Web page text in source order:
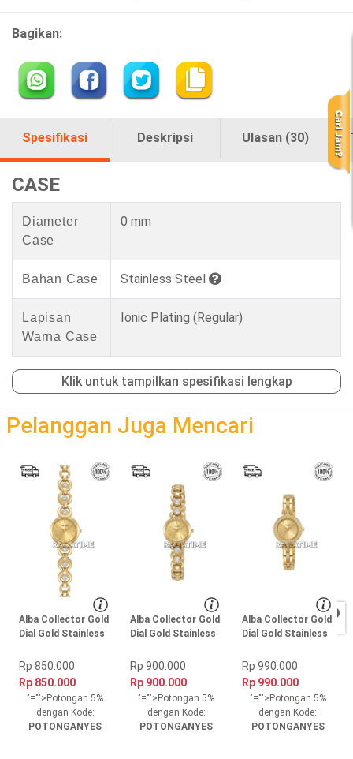
Bagikan:
Spesifikasi Deskripsi Ulasan (30)
CASE
Diameter
Case
0 mm
Bahan Case Stainless Steel
Lapisan
Warna Case
Ionic Plating (Regular)
Klik untuk tampilkan spesifikasi lengkap
Pelanggan Juga Mencari
Alba Collector Gold
Dial Gold Stainless
Rp 850.000
Rp 850.000
"="">Potongan 5%
dengan Kode:
POTONGANYES
Alba Collector Gold
Dial Gold Stainless
Rp 900.000
Rp 900.000
"="">Potongan 5%
dengan Kode:
POTONGANYES
Alba Collector Gold
Dial Gold Stainless
Rp 990.000
Rp 990.000
"="">Potongan 5%
dengan Kode:
POTONGANYES